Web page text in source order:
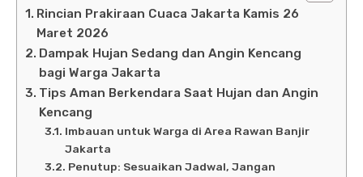
Rincian Prakiraan Cuaca Jakarta Kamis 26
Maret 2026
Dampak Hujan Sedang dan Angin Kencang
bagi Warga Jakarta
Tips Aman Berkendara Saat Hujan dan Angin
Kencang
Imbauan untuk Warga di Area Rawan Banjir
Jakarta
Penutup: Sesuaikan Jadwal, Jangan